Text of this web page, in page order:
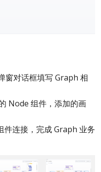
窗对话框填写 Graph 相
Node 组件，添加的画
件连接，完成 Graph 业务